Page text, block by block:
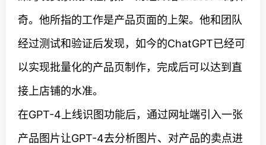
奇。他所指的工作是产品页面的上架。他和团队
经过测试和验证后发现，如今的ChatGPT已经可
以实现批量化的产品页制作，完成后可以达到直
接上店铺的水准。
在GPT-4上线识图功能后，通过网址端引入一张
产品图片让GPT-4去分析图片、对产品的卖点进